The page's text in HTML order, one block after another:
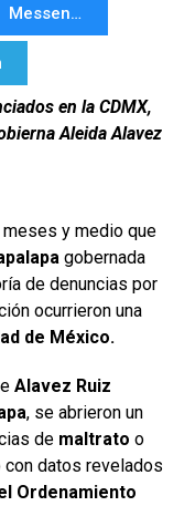
Messenger
en la CDMX,
Aleida Alavez
meses y medio que
gobernada
de denuncias por
ocurrieron una
de México.
Alavez Ruiz
, se abrieron un
de maltrato o
con datos revelados
Ordenamiento